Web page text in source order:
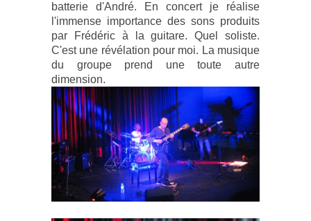
batterie d'André. En concert je réalise
l'immense importance des sons produits
par Frédéric à la guitare. Quel soliste.
C'est une révélation pour moi. La musique
du groupe prend une toute autre
dimension.